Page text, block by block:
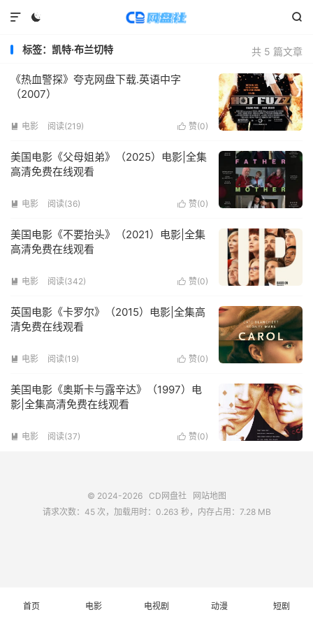
 

共 5 篇文章
标签：凯特·布兰切特
《热血警探》夸克网盘下载.英语中字
（2007）
 赞(0)
 电影 阅读(219)
美国电影《父母姐弟》（2025）电影|全集
高清免费在线观看
 赞(0)
 电影 阅读(36)
美国电影《不要抬头》（2021）电影|全集
高清免费在线观看
 赞(0)
 电影 阅读(342)
英国电影《卡罗尔》（2015）电影|全集高
清免费在线观看
 赞(0)
 电影 阅读(19)
美国电影《奥斯卡与露辛达》（1997）电
影|全集高清免费在线观看
 赞(0)
 电影 阅读(37)
© 2024-2026 CD网盘社
网站地图
请求次数：45 次，加载用时：0.263 秒，内存占用：7.28 MB
首页 电影 电视剧 动漫 短剧